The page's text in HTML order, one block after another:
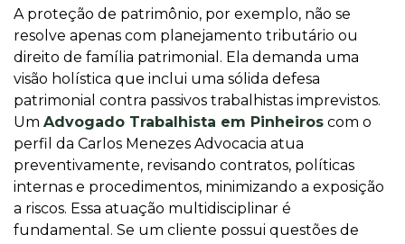
A proteção de patrimônio, por exemplo, não se
resolve apenas com planejamento tributário ou
direito de família patrimonial. Ela demanda uma
visão holística que inclui uma sólida defesa
patrimonial contra passivos trabalhistas imprevistos.
Um Advogado Trabalhista em Pinheiros com o
perfil da Carlos Menezes Advocacia atua
preventivamente, revisando contratos, políticas
internas e procedimentos, minimizando a exposição
a riscos. Essa atuação multidisciplinar é
fundamental. Se um cliente possui questões de